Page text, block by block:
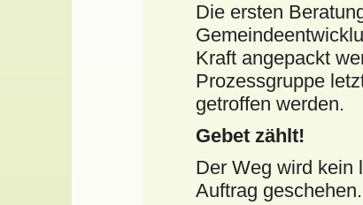
Die ersten
Kraft angepackt
Prozessgruppe
getroffen werden.
Gebet zählt!
Der Weg wird kein
Auftrag